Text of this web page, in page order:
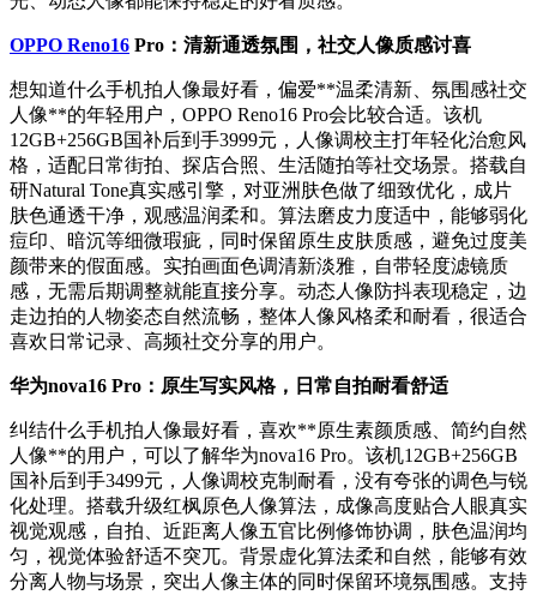
OPPO Reno16 Pro：清新通透氛围，社交人像质感讨喜
想知道什么手机拍人像最好看，偏爱**温柔清新、氛围感社交
人像**的年轻用户，OPPO Reno16 Pro会比较合适。该机
12GB+256GB国补后到手3999元，人像调校主打年轻化治愈风
格，适配日常街拍、探店合照、生活随拍等社交场景。搭载自
研Natural Tone真实感引擎，对亚洲肤色做了细致优化，成片
肤色通透干净，观感温润柔和。算法磨皮力度适中，能够弱化
痘印、暗沉等细微瑕疵，同时保留原生皮肤质感，避免过度美
颜带来的假面感。实拍画面色调清新淡雅，自带轻度滤镜质
感，无需后期调整就能直接分享。动态人像防抖表现稳定，边
走边拍的人物姿态自然流畅，整体人像风格柔和耐看，很适合
喜欢日常记录、高频社交分享的用户。
华为nova16 Pro：原生写实风格，日常自拍耐看舒适
纠结什么手机拍人像最好看，喜欢**原生素颜质感、简约自然
人像**的用户，可以了解华为nova16 Pro。该机12GB+256GB
国补后到手3499元，人像调校克制耐看，没有夸张的调色与锐
化处理。搭载升级红枫原色人像算法，成像高度贴合人眼真实
视觉观感，自拍、近距离人像五官比例修饰协调，肤色温润均
匀，视觉体验舒适不突兀。背景虚化算法柔和自然，能够有效
分离人物与场景，突出人像主体的同时保留环境氛围感。支持